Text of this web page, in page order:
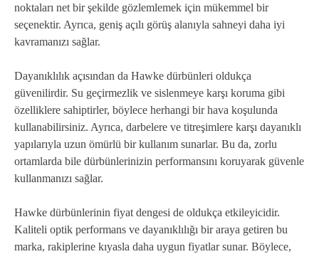
noktaları net bir şekilde gözlemlemek için mükemmel bir
seçenektir. Ayrıca, geniş açılı görüş alanıyla sahneyi daha iyi
kavramanızı sağlar.
Dayanıklılık açısından da Hawke dürbünleri oldukça
güvenilirdir. Su geçirmezlik ve sislenmeye karşı koruma gibi
özelliklere sahiptirler, böylece herhangi bir hava koşulunda
kullanabilirsiniz. Ayrıca, darbelere ve titreşimlere karşı dayanıklı
yapılarıyla uzun ömürlü bir kullanım sunarlar. Bu da, zorlu
ortamlarda bile dürbünlerinizin performansını koruyarak güvenle
kullanmanızı sağlar.
Hawke dürbünlerinin fiyat dengesi de oldukça etkileyicidir.
Kaliteli optik performans ve dayanıklılığı bir araya getiren bu
marka, rakiplerine kıyasla daha uygun fiyatlar sunar. Böylece,